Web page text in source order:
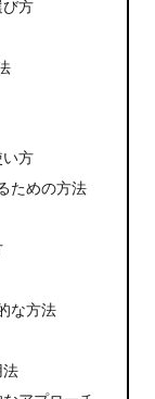
び方
い方
ための方法
な方法
法